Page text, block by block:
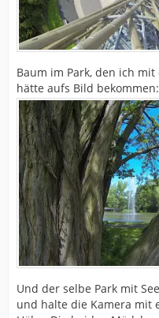
Baum im Park, den ich
hätte aufs Bild bekommen:
Und der selbe Park mit
und halte die Kamera mit